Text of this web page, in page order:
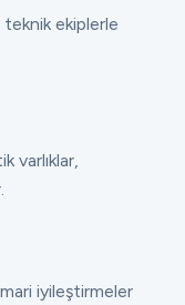
ekiplerle
varlıklar,
iyileştirmeler